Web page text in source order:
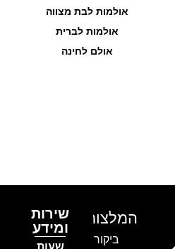
אולמות לבת מצווה
אולמות לברית
אולם לחינה
המלצות
ביקור בגן
שירות
ומידע
שעות